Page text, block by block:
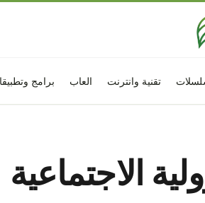
تقنية وانترنت العاب برامج
الاجتماعية